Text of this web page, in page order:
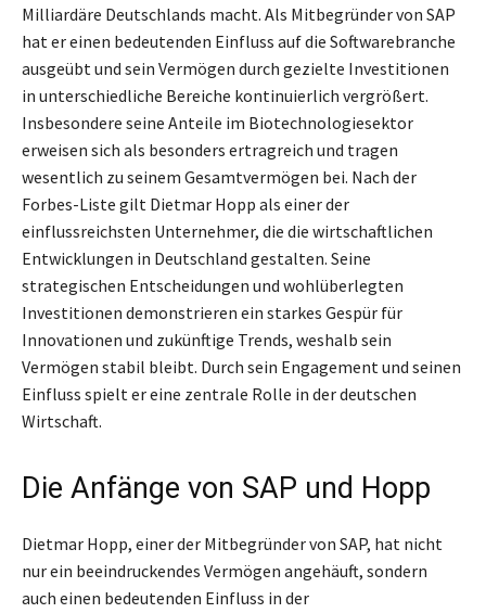
Milliardäre Deutschlands macht. Als Mitbegründer von SAP
hat er einen bedeutenden Einfluss auf die Softwarebranche
ausgeübt und sein Vermögen durch gezielte Investitionen
in unterschiedliche Bereiche kontinuierlich vergrößert.
Insbesondere seine Anteile im Biotechnologiesektor
erweisen sich als besonders ertragreich und tragen
wesentlich zu seinem Gesamtvermögen bei. Nach der
Forbes-Liste gilt Dietmar Hopp als einer der
einflussreichsten Unternehmer, die die wirtschaftlichen
Entwicklungen in Deutschland gestalten. Seine
strategischen Entscheidungen und wohlüberlegten
Investitionen demonstrieren ein starkes Gespür für
Innovationen und zukünftige Trends, weshalb sein
Vermögen stabil bleibt. Durch sein Engagement und seinen
Einfluss spielt er eine zentrale Rolle in der deutschen
Wirtschaft.
Die Anfänge von SAP und Hopp
Dietmar Hopp, einer der Mitbegründer von SAP, hat nicht
nur ein beeindruckendes Vermögen angehäuft, sondern
auch einen bedeutenden Einfluss in der